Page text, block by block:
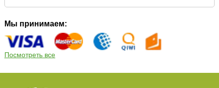
Мы принимаем:
Посмотреть все